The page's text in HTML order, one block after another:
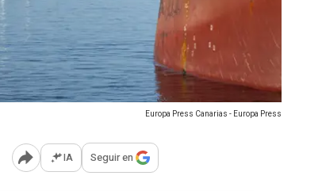
Europa Press Canarias - Europa Press
Abrir opciones para compartir
IA Seguir en